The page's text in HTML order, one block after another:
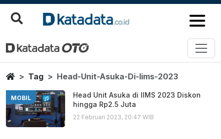
Head Unit Asuka Di Iims 2023
Berita Terbaru
HomeTag Head-Unit-Asuka-Di-Iims-2023
MOBIL
Head Unit Asuka di IIMS 2023 Diskon
hingga Rp2.5 Juta
22 Februari 2023, 20:47 WIB